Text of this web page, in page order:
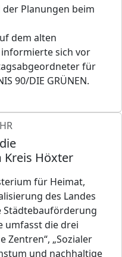
der Planungen beim
dem alten
informierte sich vor
für
90/DIE GRÜNEN.
Höxter
für Heimat,
des Landes
Städtebauförderung
umfasst die drei
Zentren“, „Sozialer
und nachhaltige